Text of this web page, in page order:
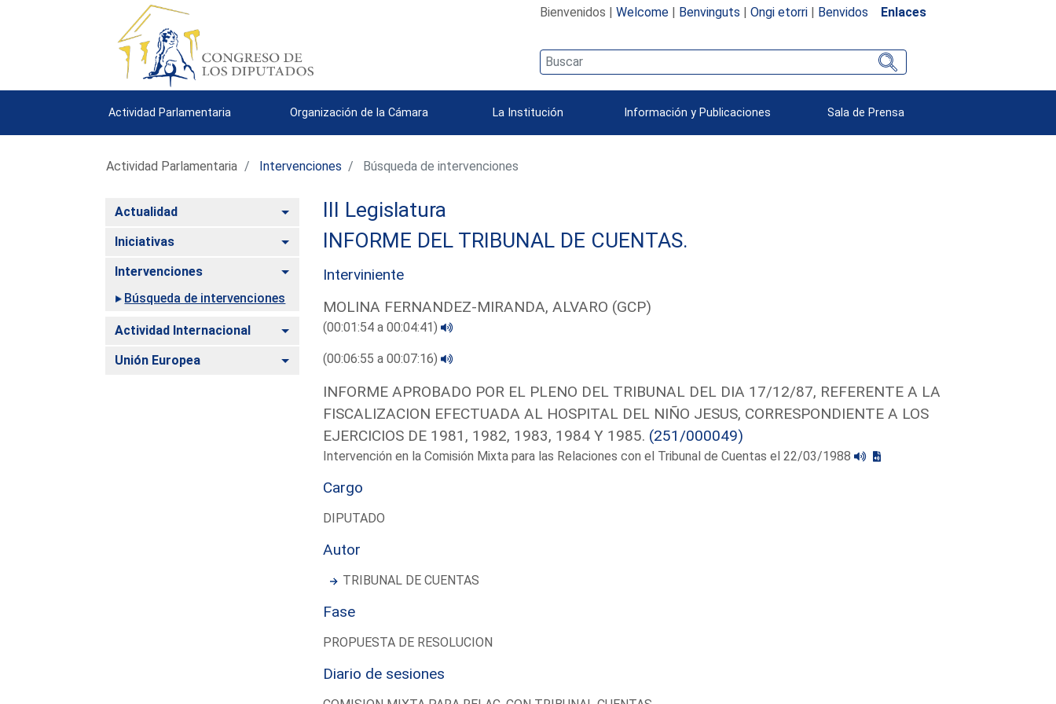
Bienvenidos | Welcome| Benvinguts | Ongi etorri| Benvidos Enlaces
Actividad Parlamentaria Organización de la Cámara La Institución Información y Publicaciones Sala de Prensa
Actividad Parlamentaria Intervenciones Búsqueda de intervenciones
Actualidad Alternar
Iniciativas Alternar
Intervenciones
Alternar
Búsqueda de intervenciones
Actividad Internacional Alternar
Unión Europea Alternar
III Legislatura
INFORME DEL TRIBUNAL DE CUENTAS.
Interviniente
MOLINA FERNANDEZ-MIRANDA, ALVARO (GCP)
(00:01:54 a 00:04:41)
(00:06:55 a 00:07:16)
INFORME APROBADO POR EL PLENO DEL TRIBUNAL DEL DIA 17/12/87, REFERENTE A LA
FISCALIZACION EFECTUADA AL HOSPITAL DEL NIÑO JESUS, CORRESPONDIENTE A LOS
EJERCICIOS DE 1981, 1982, 1983, 1984 Y 1985. (251/000049)
Intervención en la Comisión Mixta para las Relaciones con el Tribunal de Cuentas el 22/03/1988
Cargo
DIPUTADO
Autor
TRIBUNAL DE CUENTAS
Fase
PROPUESTA DE RESOLUCION
Diario de sesiones